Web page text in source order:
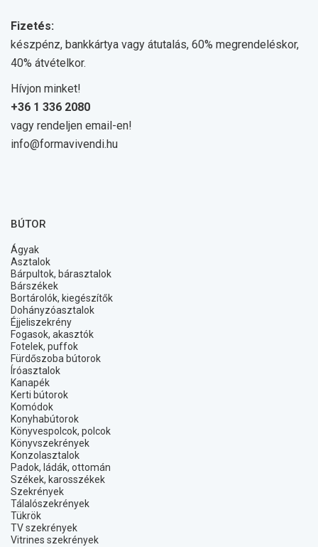
Fizetés:
készpénz, bankkártya vagy átutalás, 60% megrendeléskor,
40% átvételkor.
Hívjon minket!
+36 1 336 2080
vagy rendeljen email-en!
info@formavivendi.hu
BÚTOR
Ágyak
Asztalok
Bárpultok, bárasztalok
Bárszékek
Bortárolók, kiegészítők
Dohányzóasztalok
Éjjeliszekrény
Fogasok, akasztók
Fotelek, puffok
Fürdőszoba bútorok
Íróasztalok
Kanapék
Kerti bútorok
Komódok
Konyhabútorok
Könyvespolcok, polcok
Könyvszekrények
Konzolasztalok
Padok, ládák, ottomán
Székek, karosszékek
Szekrények
Tálalószekrények
Tükrök
TV szekrények
Vitrines szekrények